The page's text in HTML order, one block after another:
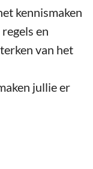
kennismaken
en
van het
jullie er